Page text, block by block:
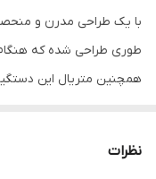
با یک طراحی مدرن و
طوری طراحی شده که
همچنین متریال این
به یکی از محبوب ترین
نظرات